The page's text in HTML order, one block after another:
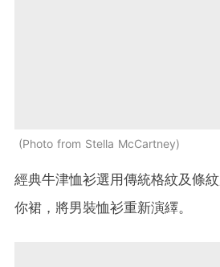
Photo from Stella McCartney
經典牛津恤衫選用傳統格紋及條紋
你裙，將男裝恤衫重新演繹。